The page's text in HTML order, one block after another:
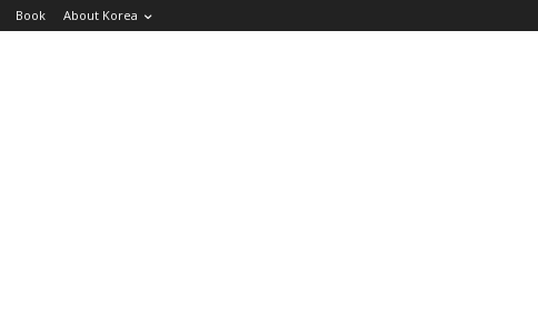
Book About Korea